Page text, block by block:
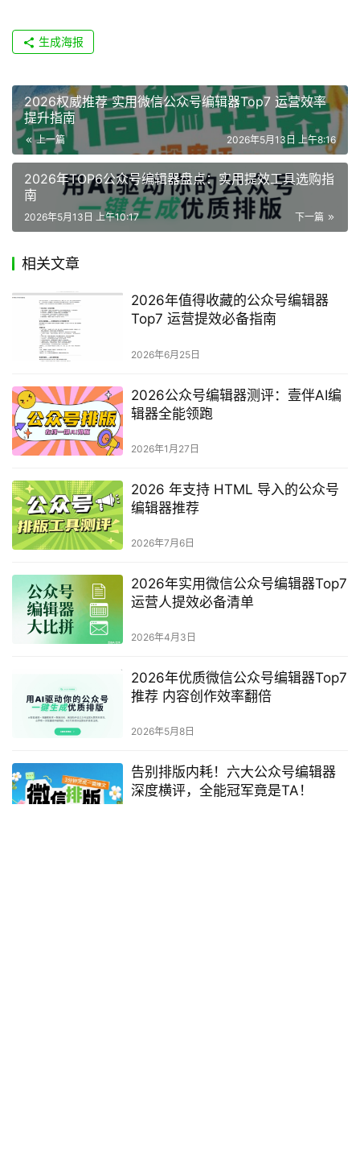
生成海报
2026权威推荐 实用微信公众号编辑器Top7 运营效率
提升指南
上一篇 2026年5月13日 上午8:16
2026年TOP6公众号编辑器盘点：实用提效工具选购指
南
下一篇
2026年5月13日 上午10:17
相关文章
2026年值得收藏的公众号编辑器
Top7 运营提效必备指南
2026年6月25日
2026公众号编辑器测评：壹伴AI编
辑器全能领跑
2026年1月27日
2026 年支持 HTML 导入的公众号
编辑器推荐
2026年7月6日
2026年实用微信公众号编辑器Top7
运营人提效必备清单
2026年4月3日
2026年优质微信公众号编辑器Top7
推荐 内容创作效率翻倍
2026年5月8日
告别排版内耗！六大公众号编辑器
深度横评，全能冠军竟是TA！